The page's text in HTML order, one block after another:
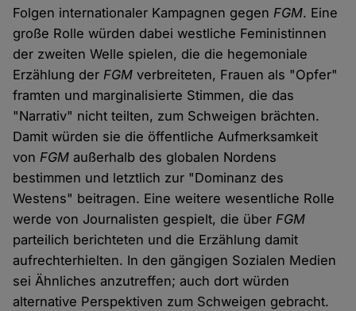
Folgen internationaler Kampagnen gegenFGM. Eine
große Rolle würden dabei westliche Feministinnen
der zweiten Welle spielen, die die hegemoniale
Erzählung derFGM verbreiteten, Frauen als "Opfer"
framten und marginalisierte Stimmen, die das
"Narrativ" nicht teilten, zum Schweigen brächten.
Damit würden sie die öffentliche Aufmerksamkeit
vonFGM außerhalb des globalen Nordens
bestimmen und letztlich zur "Dominanz des
Westens" beitragen. Eine weitere wesentliche Rolle
werde von Journalisten gespielt, die überFGM
parteilich berichteten und die Erzählung damit
aufrechterhielten. In den gängigen Sozialen Medien
sei Ähnliches anzutreffen; auch dort würden
alternative Perspektiven zum Schweigen gebracht.